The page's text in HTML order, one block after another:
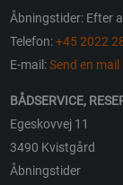
Åbningstider: Efter
Telefon:+45 2022
E-mail:Send en mail
BÅDSERVICE,
Egeskovvej 11
3490 Kvistgård
Åbningstider